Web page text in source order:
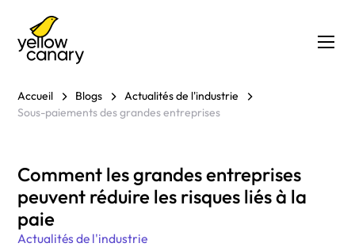
Accueil Blogs
Actualités de l'industrie
Sous-paiements des grandes entreprises
Actualités de l'industrie
Comment les grandes entreprises
peuvent réduire les risques liés à la
paie